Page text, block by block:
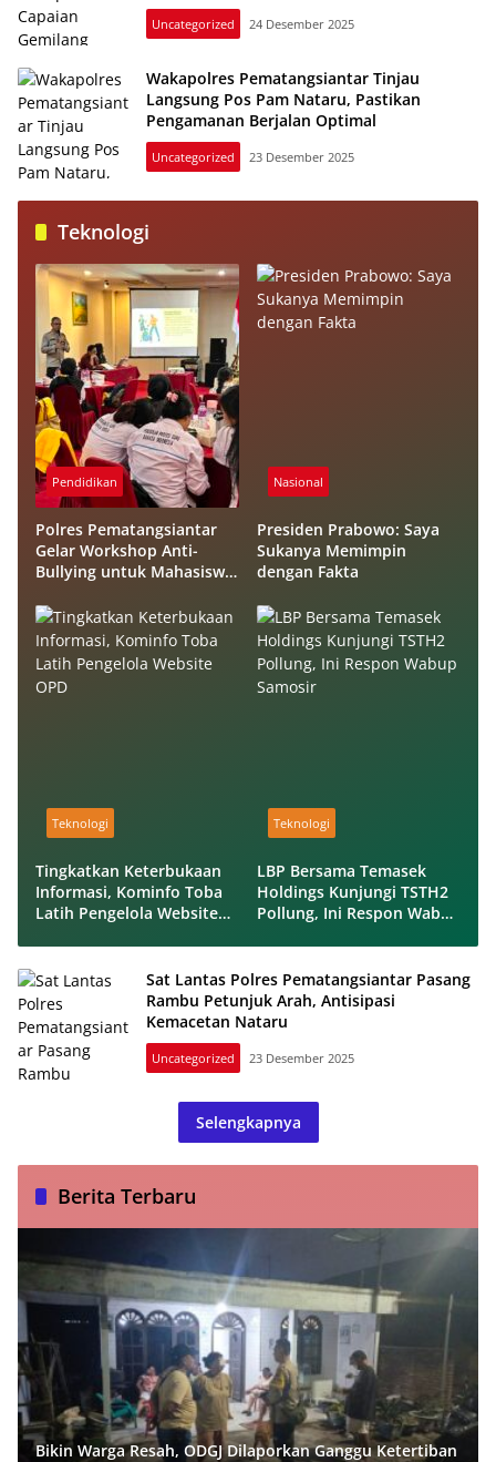
Uncategorized 24 Desember 2025
Wakapolres Pematangsiantar Tinjau
Langsung Pos Pam Nataru, Pastikan
Pengamanan Berjalan Optimal
Uncategorized 23 Desember 2025
Teknologi
Pendidikan
Polres Pematangsiantar
Gelar Workshop Anti-
Bullying untuk Mahasiswa
Nasional
Presiden Prabowo: Saya
Sukanya Memimpin
dengan Fakta
Teknologi
Tingkatkan Keterbukaan
Informasi, Kominfo Toba
Latih Pengelola Website
Teknologi
LBP Bersama Temasek
Holdings Kunjungi TSTH2
Pollung, Ini Respon Wabup
Sat Lantas Polres Pematangsiantar Pasang
Rambu Petunjuk Arah, Antisipasi
Kemacetan Nataru
Uncategorized 23 Desember 2025
Selengkapnya
Berita Terbaru
Bikin Warga Resah, ODGJ Dilaporkan Ganggu Ketertiban